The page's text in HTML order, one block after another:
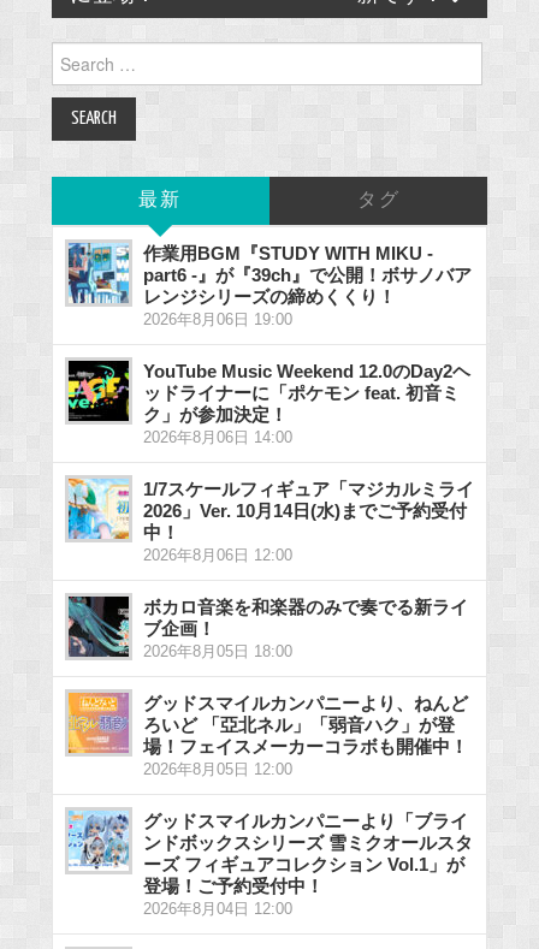
Search
for:
最新 タグ
作業用BGM『STUDY WITH MIKU -
part6 -』が『39ch』で公開！ボサノバア
レンジシリーズの締めくくり！
2026年8月06日 19:00
YouTube Music Weekend 12.0のDay2ヘ
ッドライナーに「ポケモン feat. 初音ミ
ク」が参加決定！
2026年8月06日 14:00
1/7スケールフィギュア「マジカルミライ
2026」Ver. 10月14日(水)までご予約受付
中！
2026年8月06日 12:00
ボカロ音楽を和楽器のみで奏でる新ライ
ブ企画！
2026年8月05日 18:00
グッドスマイルカンパニーより、ねんど
ろいど 「亞北ネル」「弱音ハク」が登
場！フェイスメーカーコラボも開催中！
2026年8月05日 12:00
グッドスマイルカンパニーより「ブライ
ンドボックスシリーズ 雪ミクオールスタ
ーズ フィギュアコレクション Vol.1」が
登場！ご予約受付中！
2026年8月04日 12:00